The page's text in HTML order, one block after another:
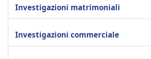
Investigazioni matrimoniali
Investigazioni commerciale